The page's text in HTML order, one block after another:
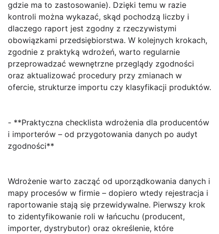
gdzie ma to zastosowanie). Dzięki temu w razie
kontroli można wykazać, skąd pochodzą liczby i
dlaczego raport jest zgodny z rzeczywistymi
obowiązkami przedsiębiorstwa. W kolejnych krokach,
zgodnie z praktyką wdrożeń, warto regularnie
przeprowadzać wewnętrzne przeglądy zgodności
oraz aktualizować procedury przy zmianach w
ofercie, strukturze importu czy klasyfikacji produktów.
- **Praktyczna checklista wdrożenia dla producentów
i importerów – od przygotowania danych po audyt
zgodności**
Wdrożenie warto zacząć od uporządkowania danych i
mapy procesów w firmie – dopiero wtedy rejestracja i
raportowanie stają się przewidywalne. Pierwszy krok
to zidentyfikowanie roli w łańcuchu (producent,
importer, dystrybutor) oraz określenie, które